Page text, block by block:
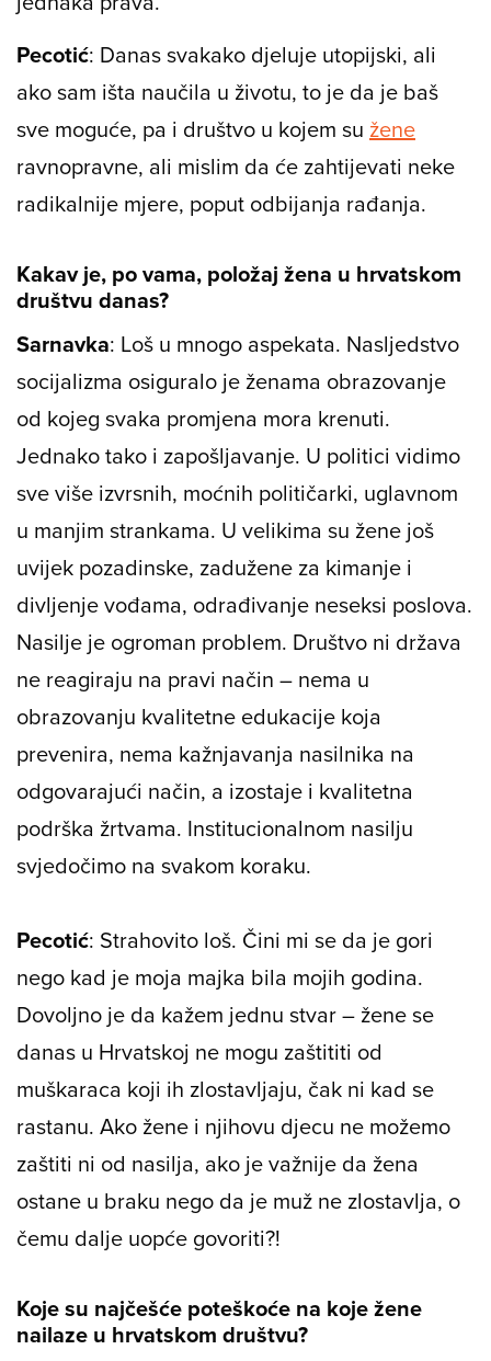
Pecotić: Danas svakako djeluje utopijski, ali
ako sam išta naučila u životu, to je da je baš
sve moguće, pa i društvo u kojem su žene
ravnopravne, ali mislim da će zahtijevati neke
radikalnije mjere, poput odbijanja rađanja.
Kakav je, po vama, položaj žena u hrvatskom
društvu danas?
Sarnavka: Loš u mnogo aspekata. Nasljedstvo
socijalizma osiguralo je ženama obrazovanje
od kojeg svaka promjena mora krenuti.
Jednako tako i zapošljavanje. U politici vidimo
sve više izvrsnih, moćnih političarki, uglavnom
u manjim strankama. U velikima su žene još
uvijek pozadinske, zadužene za kimanje i
divljenje vođama, odrađivanje neseksi poslova.
Nasilje je ogroman problem. Društvo ni država
ne reagiraju na pravi način – nema u
obrazovanju kvalitetne edukacije koja
prevenira, nema kažnjavanja nasilnika na
odgovarajući način, a izostaje i kvalitetna
podrška žrtvama. Institucionalnom nasilju
svjedočimo na svakom koraku.
Pecotić: Strahovito loš. Čini mi se da je gori
nego kad je moja majka bila mojih godina.
Dovoljno je da kažem jednu stvar – žene se
danas u Hrvatskoj ne mogu zaštititi od
muškaraca koji ih zlostavljaju, čak ni kad se
rastanu. Ako žene i njihovu djecu ne možemo
zaštiti ni od nasilja, ako je važnije da žena
ostane u braku nego da je muž ne zlostavlja, o
čemu dalje uopće govoriti?!
Koje su najčešće poteškoće na koje žene
nailaze u hrvatskom društvu?